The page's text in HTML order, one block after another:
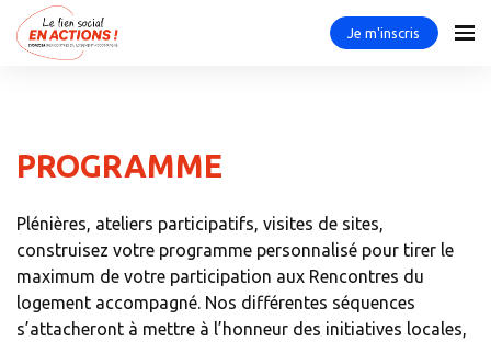
Je m'inscris
PROGRAMME
Plénières, ateliers participatifs, visites de sites,
construisez votre programme personnalisé pour tirer le
maximum de votre participation aux Rencontres du
logement accompagné. Nos différentes séquences
s’attacheront à mettre à l’honneur des initiatives locales,